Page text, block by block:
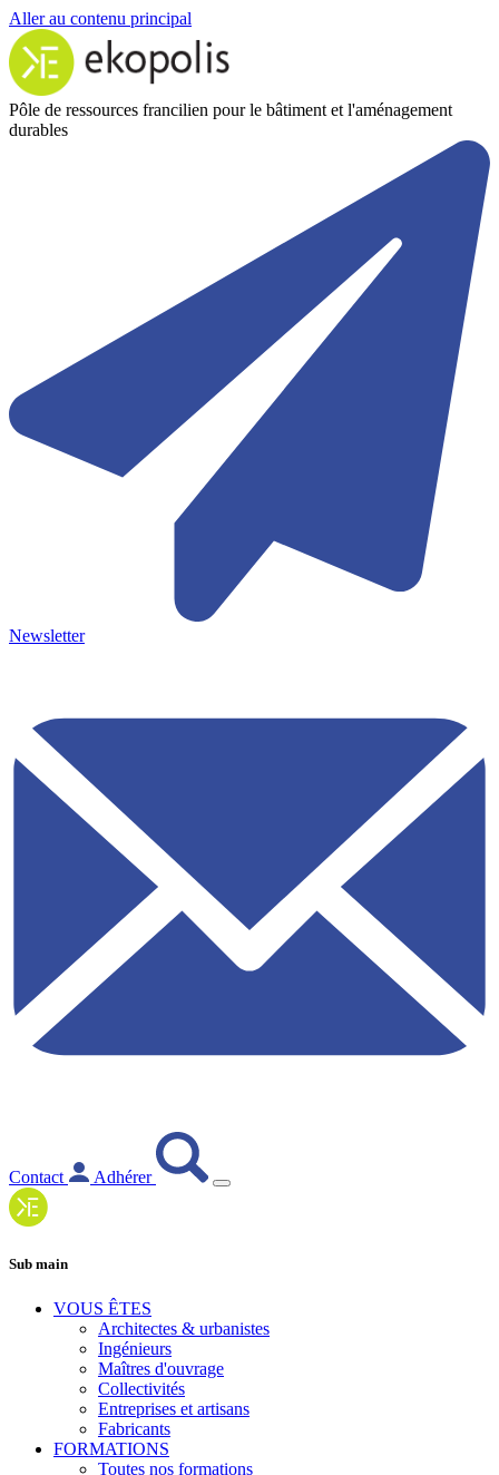
Aller au contenu principal
Pôle de ressources francilien pour le bâtiment et l'aménagement
durables
Newsletter
Contact Adhérer
Sub main
VOUS ÊTES
Architectes & urbanistes
Ingénieurs
Maîtres d'ouvrage
Collectivités
Entreprises et artisans
Fabricants
FORMATIONS
Toutes nos formations